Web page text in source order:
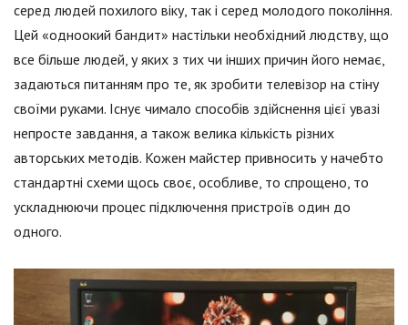
серед людей похилого віку, так і серед молодого покоління.
Цей «одноокий бандит» настільки необхідний людству, що
все більше людей, у яких з тих чи інших причин його немає,
задаються питанням про те, як зробити телевізор на стіну
своїми руками. Існує чимало способів здійснення цієї увазі
непросте завдання, а також велика кількість різних
авторських методів. Кожен майстер привносить у начебто
стандартні схеми щось своє, особливе, то спрощено, то
ускладнюючи процес підключення пристроїв один до
одного.